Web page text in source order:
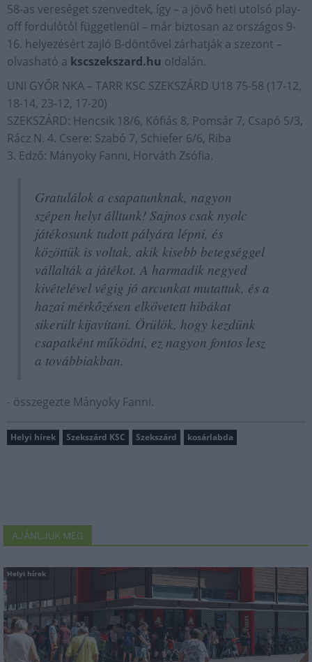
58-as vereséget szenvedtek, így – a jövő heti utolsó play-
off fordulótól függetlenül – már biztosan az országos 9-
16. helyezésért zajló B-döntővel zárhatják a szezont –
olvasható a kscszekszard.hu oldalán.
UNI GYŐR NKA – TARR KSC SZEKSZÁRD U18 75-58 (17-12,
18-14, 23-12, 17-20)
SZEKSZÁRD: Hencsik 18/6, Kófiás 8, Pomsár 7, Csapó 5/3,
Rácz N. 4. Csere: Szabó 7, Schiefer 6/6, Riba
3. Edző: Mányoky Fanni, Horváth Zsófia.
Gratulálok a csapatunknak, nagyon
szépen helyt álltunk! Sajnos csak nyolc
játékosunk tudott pályára lépni, és
közöttük is voltak, akik kisebb betegséggel
vállalták a játékot. A harmadik negyed
kivételével végig jó arcunkat mutattuk, és a
hazai mérkőzésen elkövetett hibákat
sikerült kijavítani. Örülök, hogy kezdünk
csapatként működni, ez nagyon fontos lesz
a továbbiakban.
- összegezte Mányoky Fanni.
Helyi hírek Szekszárd KSC Szekszárd kosárlabda
AJÁNLJUK MÉG
Helyi hírek